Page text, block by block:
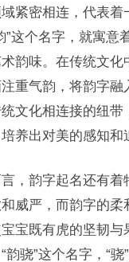
紧密相连，代表着
”这个名字，就寓意
韵味。在传统文化
重气韵，将韵字融
文化相连接的纽带
养出对美的感知和
，韵字起名还有着
威严，而韵字的柔
宝既有虎的坚韧与
骁”这个名字，“骁